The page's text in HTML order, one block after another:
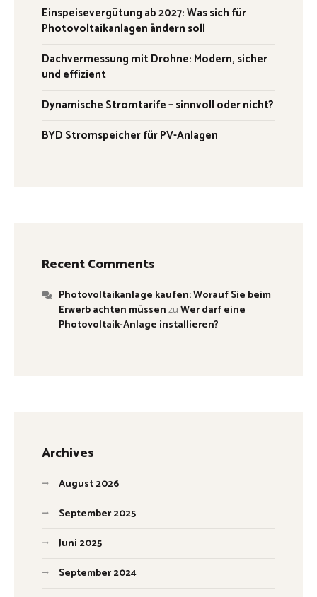
Einspeisevergütung ab 2027: Was sich für
Photovoltaikanlagen ändern soll
Dachvermessung mit Drohne: Modern, sicher
und effizient
Dynamische Stromtarife – sinnvoll oder nicht?
BYD Stromspeicher für PV-Anlagen
Recent Comments
Photovoltaikanlage kaufen: Worauf Sie beim
Erwerb achten müssenzuWer darf eine
Photovoltaik-Anlage installieren?
Archives
August 2026
September 2025
Juni 2025
September 2024